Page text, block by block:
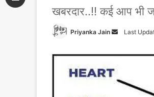
खबरदार..!! कई आप भी
Priyanka Jain
Send
email
Last